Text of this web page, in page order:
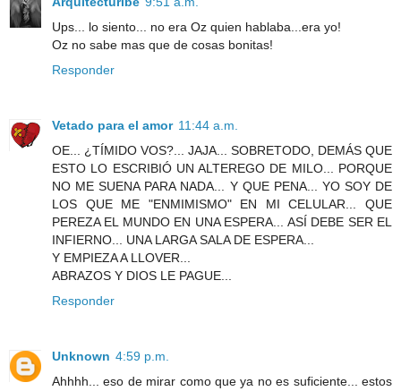
Ups... lo siento... no era Oz quien hablaba...era yo!
Oz no sabe mas que de cosas bonitas!
Responder
Vetado para el amor 11:44 a.m.
OE... ¿TÍMIDO VOS?... JAJA... SOBRETODO, DEMÁS QUE
ESTO LO ESCRIBIÓ UN ALTEREGO DE MILO... PORQUE
NO ME SUENA PARA NADA... Y QUE PENA... YO SOY DE
LOS QUE ME "ENMIMISMO" EN MI CELULAR... QUE
PEREZA EL MUNDO EN UNA ESPERA... ASÍ DEBE SER EL
INFIERNO... UNA LARGA SALA DE ESPERA...
Y EMPIEZA A LLOVER...
ABRAZOS Y DIOS LE PAGUE...
Responder
Unknown 4:59 p.m.
Ahhhh... eso de mirar como que ya no es suficiente... estos